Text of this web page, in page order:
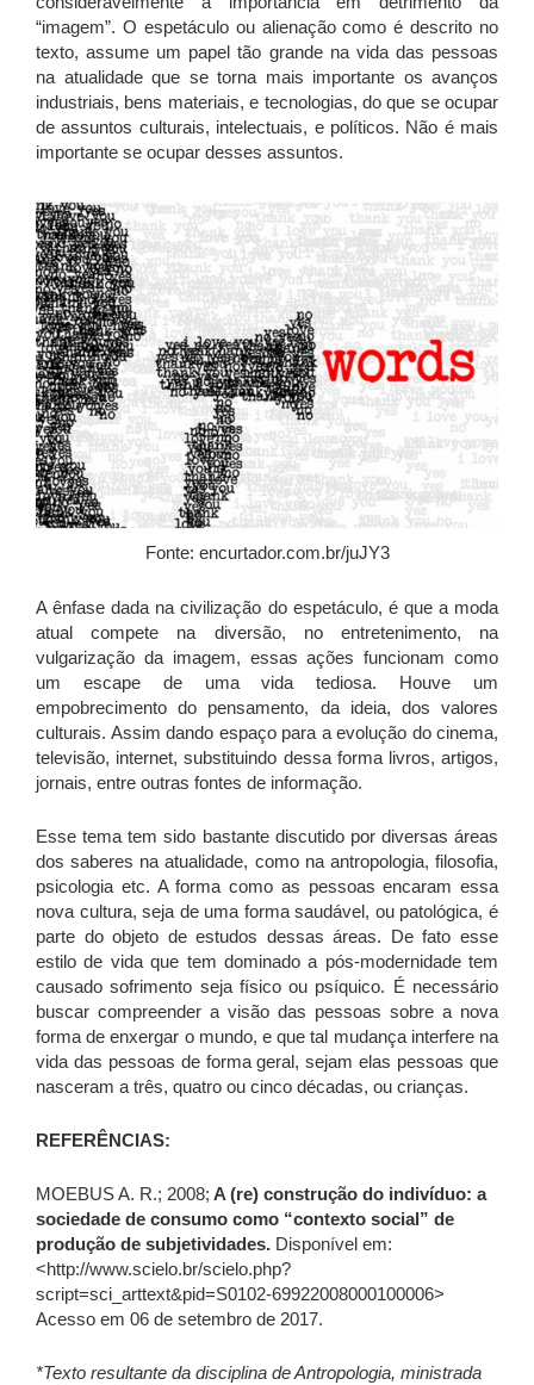
“imagem”. O espetáculo ou alienação como é descrito no
texto, assume um papel tão grande na vida das pessoas
na atualidade que se torna mais importante os avanços
industriais, bens materiais, e tecnologias, do que se ocupar
de assuntos culturais, intelectuais, e políticos. Não é mais
importante se ocupar desses assuntos.
Fonte: encurtador.com.br/juJY3
A ênfase dada na civilização do espetáculo, é que a moda
atual compete na diversão, no entretenimento, na
vulgarização da imagem, essas ações funcionam como
um escape de uma vida tediosa. Houve um
empobrecimento do pensamento, da ideia, dos valores
culturais. Assim dando espaço para a evolução do cinema,
televisão, internet, substituindo dessa forma livros, artigos,
jornais, entre outras fontes de informação.
Esse tema tem sido bastante discutido por diversas áreas
dos saberes na atualidade, como na antropologia, filosofia,
psicologia etc. A forma como as pessoas encaram essa
nova cultura, seja de uma forma saudável, ou patológica, é
parte do objeto de estudos dessas áreas. De fato esse
estilo de vida que tem dominado a pós-modernidade tem
causado sofrimento seja físico ou psíquico. É necessário
buscar compreender a visão das pessoas sobre a nova
forma de enxergar o mundo, e que tal mudança interfere na
vida das pessoas de forma geral, sejam elas pessoas que
nasceram a três, quatro ou cinco décadas, ou crianças.
REFERÊNCIAS:
MOEBUS A. R.; 2008; A (re) construção do indivíduo: a
sociedade de consumo como “contexto social” de
produção de subjetividades. Disponível em:
<http://www.scielo.br/scielo.php?
script=sci_arttext&pid=S0102-69922008000100006>
Acesso em 06 de setembro de 2017.
*Texto resultante da disciplina de Antropologia, ministrada